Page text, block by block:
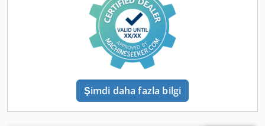
Şimdi daha fazla bilgi